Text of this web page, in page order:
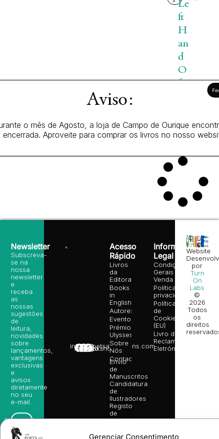
Gerenciar Consentimento
5
Le
ft
H
an
d
O
f
kn
es
info@poetsandragons.com
Infantil
Adulto
Bookshop
Acesso
Rápido
Livros
da
Editora
Books
in
English
Autores
Eventos
Prémio
Ulysses
Sobre
Nós
Contactos
Envio
de
Manuscritos
Candidatura
de
Ilustradores
Registo
de
Livrarias
Informação
Legal
Condições
Gerais de
Venda
Política de
privacidade
Política
de
Cookies
(EU)
Livro de
Reclamações
Eletrónico
Newsletter
Subscreva-
se na
nossa
newsletter
e
receba
as
nossas
sugestões
de
leitura,
novidades
sobre
lançamentos,
vantagens
exclusivas
e
avisos
diretamente
no seu
e-mail.
Subscrever
Website
por
Turn
On
Labs
©
2026
Todos
os
direitos
Aviso:
o mês de Agosto, a loja de Campo de Ourique
encerrada. Aproveite para comprar os livros no nosso